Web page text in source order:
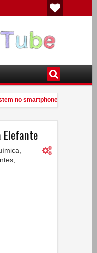
no smartphone?
Elefante
,
,